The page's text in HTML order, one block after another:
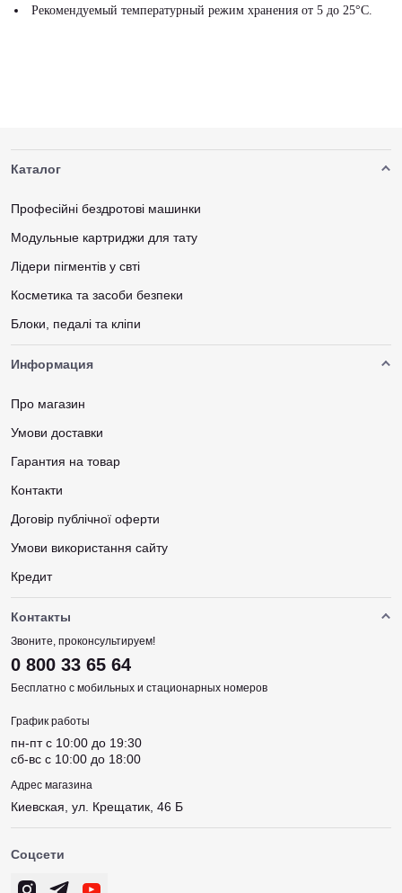
Рекомендуемый температурный режим хранения от 5 до 25°С.
Каталог
Професійні бездротові машинки
Модульные картриджи для тату
Лідери пігментів у свті
Косметика та засоби безпеки
Блоки, педалі та кліпи
Информация
Про магазин
Умови доставки
Гарантия на товар
Контакти
Договір публічної оферти
Умови використання сайту
Кредит
Контакты
Звоните, проконсультируем!
0 800 33 65 64
Бесплатно с мобильных и стационарных номеров
График работы
пн-пт c 10:00 до 19:30
сб-вс c 10:00 до 18:00
Адрес магазина
Киевская, ул. Крещатик, 46 Б
Соцсети